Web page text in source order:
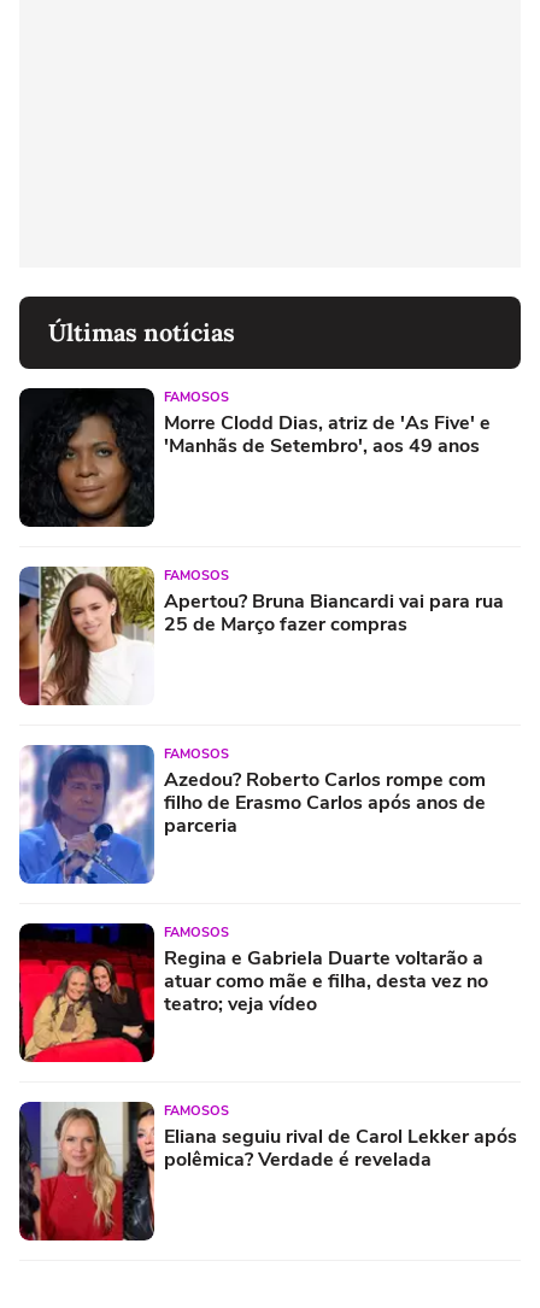
Últimas notícias
FAMOSOS
Morre Clodd Dias, atriz de 'As Five' e
'Manhãs de Setembro', aos 49 anos
FAMOSOS
Apertou? Bruna Biancardi vai para rua
25 de Março fazer compras
FAMOSOS
Azedou? Roberto Carlos rompe com
filho de Erasmo Carlos após anos de
parceria
FAMOSOS
Regina e Gabriela Duarte voltarão a
atuar como mãe e filha, desta vez no
teatro; veja vídeo
FAMOSOS
Eliana seguiu rival de Carol Lekker após
polêmica? Verdade é revelada